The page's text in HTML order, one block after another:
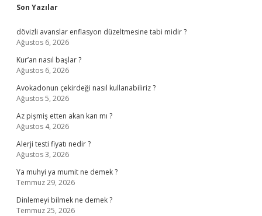
Sidebar
Son Yazılar
dövizli avanslar enflasyon düzeltmesine tabi midir ?
Ağustos 6, 2026
Kur’an nasıl başlar ?
Ağustos 6, 2026
Avokadonun çekirdeği nasıl kullanabiliriz ?
Ağustos 5, 2026
Az pişmiş etten akan kan mı ?
Ağustos 4, 2026
Alerji testi fiyatı nedir ?
Ağustos 3, 2026
Ya muhyi ya mumit ne demek ?
Temmuz 29, 2026
Dinlemeyi bilmek ne demek ?
Temmuz 25, 2026